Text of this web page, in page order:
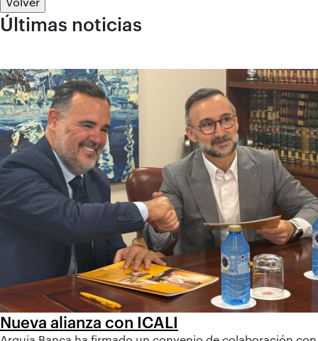
Últimas noticias
Nueva alianza con ICALI